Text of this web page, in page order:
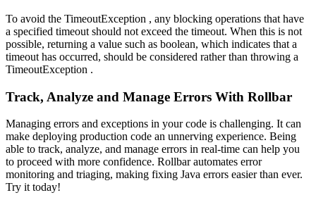
To avoid the TimeoutException , any blocking operations that have
a specified timeout should not exceed the timeout. When this is not
possible, returning a value such as boolean, which indicates that a
timeout has occurred, should be considered rather than throwing a
TimeoutException .
Track, Analyze and Manage Errors With Rollbar
Managing errors and exceptions in your code is challenging. It can
make deploying production code an unnerving experience. Being
able to track, analyze, and manage errors in real-time can help you
to proceed with more confidence. Rollbar automates error
monitoring and triaging, making fixing Java errors easier than ever.
Try it today!